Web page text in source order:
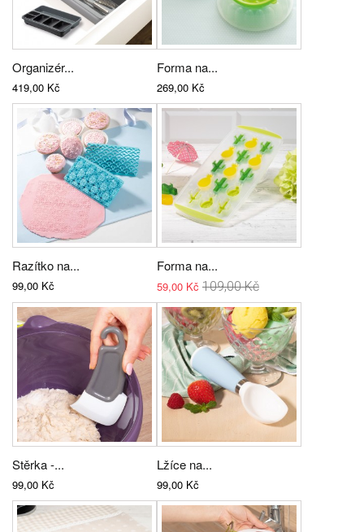
Organizér...
419,00 Kč
Forma na...
269,00 Kč
Razítko na...
99,00 Kč
Forma na...
59,00 Kč 109,00 Kč
Stěrka -...
99,00 Kč
Lžíce na...
99,00 Kč